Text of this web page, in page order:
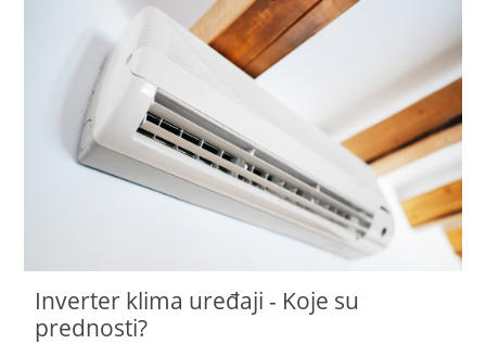
Inverter klima uređaji - Koje su
prednosti?